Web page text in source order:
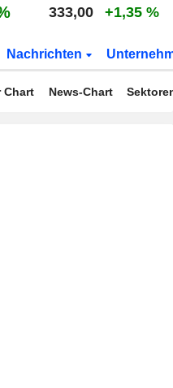
333,00 +1,35 %
Nachrichten
Chart News-Chart